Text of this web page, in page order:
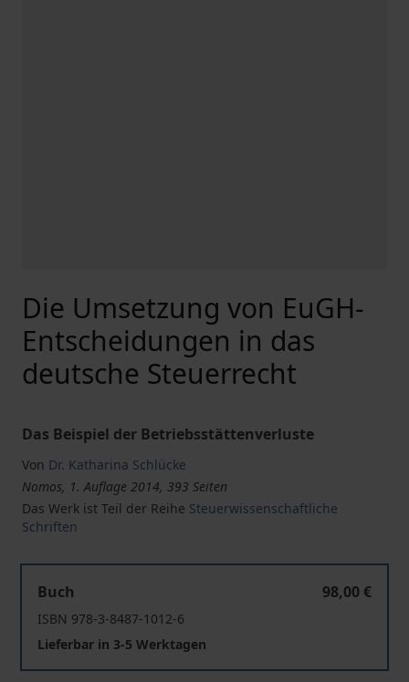
Die Umsetzung von EuGH-
Entscheidungen in das
deutsche Steuerrecht
Das Beispiel der Betriebsstättenverluste
Von Dr. Katharina Schlücke
Nomos, 1. Auflage 2014, 393 Seiten
Das Werk ist Teil der Reihe Steuerwissenschaftliche
Schriften
Buch
98,00 €
ISBN 978-3-8487-1012-6
Lieferbar in 3-5 Werktagen